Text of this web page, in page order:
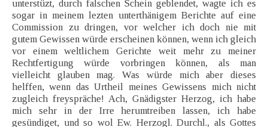
unterstüzt, durch falschen Schein geblendet, wagte ich es
sogar in meinem lezten unterthänigem Berichte auf eine
Commission zu dringen, vor welcher ich doch nie mit
gutem Gewissen würde erscheinen können, wenn ich gleich
vor einem weltlichem Gerichte weit mehr zu meiner
Rechtfertigung würde vorbringen können, als man
vielleicht glauben mag. Was würde mich aber dieses
helffen, wenn das Urtheil meines Gewissens mich nicht
zugleich freyspräche! Ach, Gnädigster Herzog, ich habe
mich sehr in der Irre herumtreiben lassen, ich habe
gesündiget, und so wol Ew. Herzogl. Durchl., als Gottes